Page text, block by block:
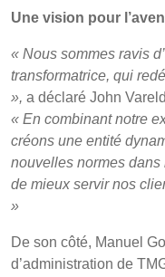
Une vision pour
« Nous sommes ravis
transformatrice, qui
», a déclaré John
« En combinant notre
créons une entité
nouvelles normes dans
de mieux servir nos
»
De son côté, Manuel
d’administration de